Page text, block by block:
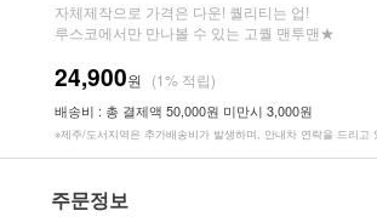
자체제작으로 가격은 다운! 퀄리티는 업!
루스코에서만 만나볼 수 있는 고퀄 맨투맨★
24,900원 (1% 적립)
배송비 : 총 결제액 50,000원 미만시 3,000원
※제주/도서지역은 추가배송비가 발생하며, 안내차 연락을 드리고
주문정보